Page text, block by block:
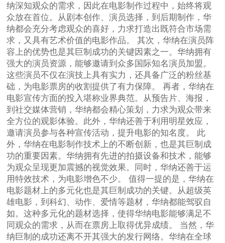
纳深知观众的需求，因此在电影制作过程中，始终将观
众放在首位。从剧本创作、演员选择，到后期制作，华
纳都会充分考虑观众的喜好，力求打造出既符合市场需
求，又具有艺术价值的电影作品。 其次，华纳在演员阵
容上的优势也是其巨制成功的关键因素之一。华纳拥有
强大的演员资源，能够邀请到众多国际知名演员加盟。
这些演员不仅在演技上具有实力，还具备广泛的粉丝基
础，为电影票房的收割提供了有力保障。 再者，华纳在
电影宣传方面的投入堪称业界典范。从预告片、海报，
到社交媒体营销，华纳都会精心策划，力求为观众带来
全方位的观影体验。此外，华纳还善于利用明星效应，
邀请演员参与各种宣传活动，提升电影的知名度。 此
外，华纳在电影制作技术上的不断创新，也是其巨制成
功的重要因素。华纳拥有先进的拍摄设备和技术，能够
为观众呈现更加震撼的视觉效果。同时，华纳还善于运
用特效技术，为电影增色不少。 值得一提的是，华纳在
电影题材上的多元化也是其巨制成功的关键。从超级英
雄电影，到科幻、动作、爱情等题材，华纳都能驾驭自
如。这种多元化的题材选择，使得华纳电影能够满足不
同观众的需求，从而在票房上取得优异成绩。 当然，华
纳巨制的成功还离不开其强大的发行网络。华纳在全球